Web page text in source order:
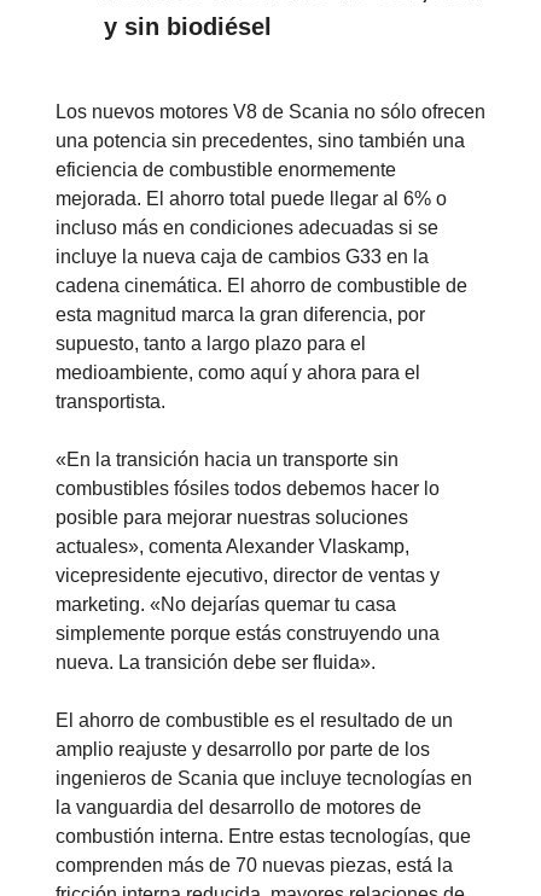
y sin biodiésel
Los nuevos motores V8 de Scania no sólo ofrecen
una potencia sin precedentes, sino también una
eficiencia de combustible enormemente
mejorada. El ahorro total puede llegar al 6% o
incluso más en condiciones adecuadas si se
incluye la nueva caja de cambios G33 en la
cadena cinemática. El ahorro de combustible de
esta magnitud marca la gran diferencia, por
supuesto, tanto a largo plazo para el
medioambiente, como aquí y ahora para el
transportista.
«En la transición hacia un transporte sin
combustibles fósiles todos debemos hacer lo
posible para mejorar nuestras soluciones
actuales», comenta Alexander Vlaskamp,
vicepresidente ejecutivo, director de ventas y
marketing. «No dejarías quemar tu casa
simplemente porque estás construyendo una
nueva. La transición debe ser fluida».
El ahorro de combustible es el resultado de un
amplio reajuste y desarrollo por parte de los
ingenieros de Scania que incluye tecnologías en
la vanguardia del desarrollo de motores de
combustión interna. Entre estas tecnologías, que
comprenden más de 70 nuevas piezas, está la